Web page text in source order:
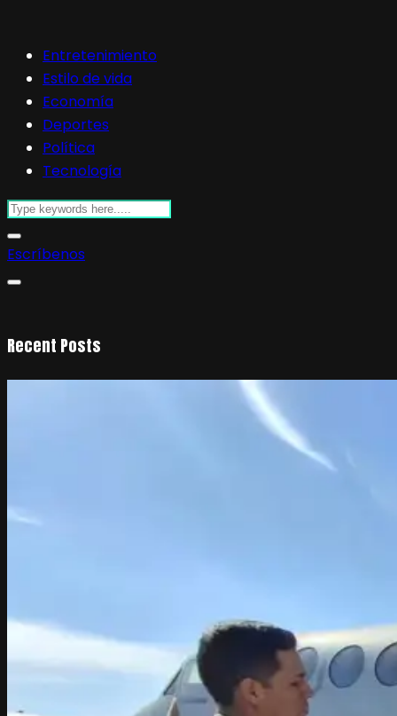
Entretenimiento
Estilo de vida
Economía
Deportes
Política
Tecnología
Escríbenos
Recent Posts